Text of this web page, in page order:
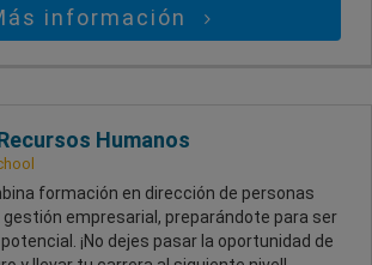
información
Humanos
formación en dirección de personas
gestión empresarial, preparándote para ser
¡No dejes pasar la oportunidad de